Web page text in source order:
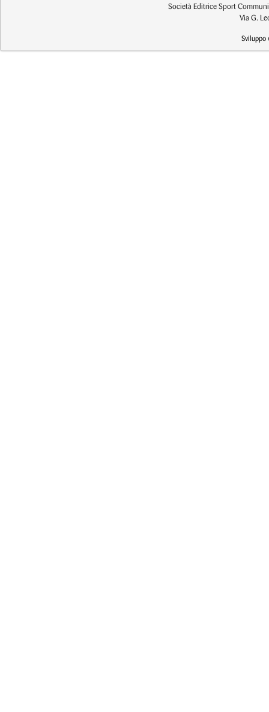
Società Editrice Sport
Via G.
Sviluppo